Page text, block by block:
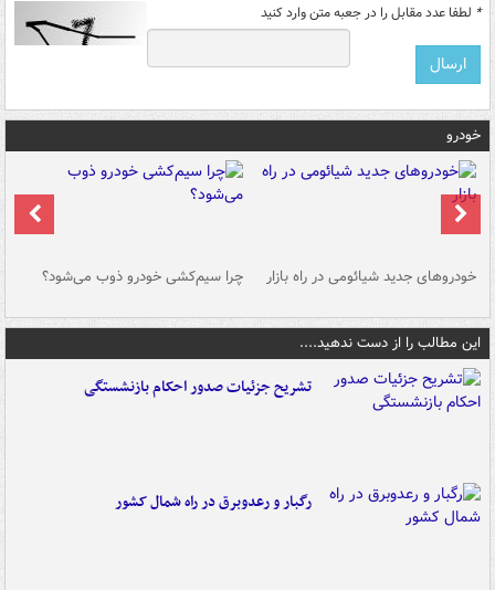
* لطفا عدد مقابل را در جعبه متن وارد کنید
خودرو
خودروهای جدید شیائومی در راه بازار چرا سیم‌کشی خودرو ذوب می‌شود؟
این مطالب را از دست ندهید....
تشریح جزئیات صدور احکام بازنشستگی
رگبار و رعدوبرق در راه شمال کشور